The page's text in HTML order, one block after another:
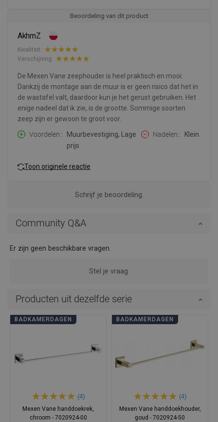
Beoordeling van dit product
AkhmZ
Kwaliteit:
Verschijning:
De Mexen Vane zeephouder is heel praktisch en mooi.
Dankzij de montage aan de muur is er geen risico dat het in
de wastafel valt, daardoor kun je het gerust gebruiken. Het
enige nadeel dat ik zie, is de grootte. Sommige soorten
zeep zijn er gewoon te groot voor.
Voordelen:
Muurbevestiging, Lage
prijs
Nadelen: Klein.
Toon originele reactie
Schrijf je beoordeling.
Community Q&A
Er zijn geen beschikbare vragen.
Stel je vraag.
Producten uit dezelfde serie
BADKAMERDAGEN
(4)
Mexen Vane handdoekrek,
chroom - 7020924-00
BADKAMERDAGEN
(4)
Mexen Vane handdoekhouder,
goud - 7020924-50